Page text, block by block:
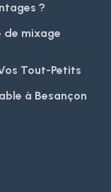
?
de mixage
Tout-Petits
à Besançon